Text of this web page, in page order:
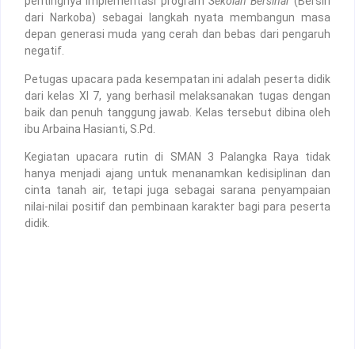
dari Narkoba) sebagai langkah nyata membangun masa
depan generasi muda yang cerah dan bebas dari pengaruh
negatif.
Petugas upacara pada kesempatan ini adalah peserta didik
dari kelas XI 7, yang berhasil melaksanakan tugas dengan
baik dan penuh tanggung jawab. Kelas tersebut dibina oleh
ibu Arbaina Hasianti, S.Pd.
Kegiatan upacara rutin di SMAN 3 Palangka Raya tidak
hanya menjadi ajang untuk menanamkan kedisiplinan dan
cinta tanah air, tetapi juga sebagai sarana penyampaian
nilai-nilai positif dan pembinaan karakter bagi para peserta
didik.